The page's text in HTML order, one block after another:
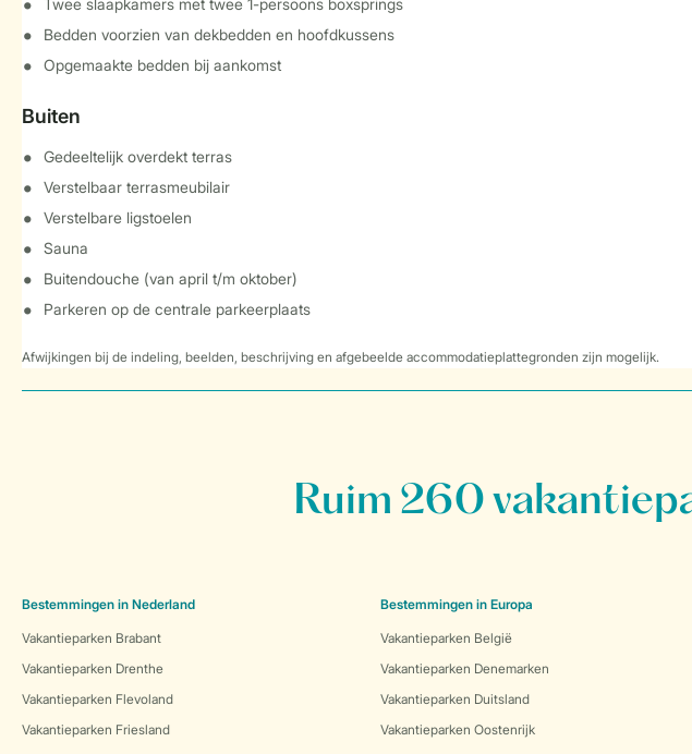
Twee slaapkamers met twee 1-persoons boxsprings
Bedden voorzien van dekbedden en hoofdkussens
Opgemaakte bedden bij aankomst
Buiten
Gedeeltelijk overdekt terras
Verstelbaar terrasmeubilair
Verstelbare ligstoelen
Sauna
Buitendouche (van april t/m oktober)
Parkeren op de centrale parkeerplaats
Afwijkingen bij de indeling, beelden, beschrijving en afgebeelde accommodatieplattegronden zijn mogelijk.
Ruim 260
Bestemmingen in Nederland
Vakantieparken Brabant
Vakantieparken Drenthe
Vakantieparken Flevoland
Vakantieparken Friesland
Bestemmingen in Europa
Vakantieparken België
Vakantieparken Denemarken
Vakantieparken Duitsland
Vakantieparken Oostenrijk